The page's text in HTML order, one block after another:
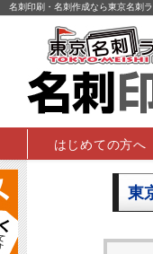
名刺印刷・名刺作成なら東京名刺
はじめての方へ
東